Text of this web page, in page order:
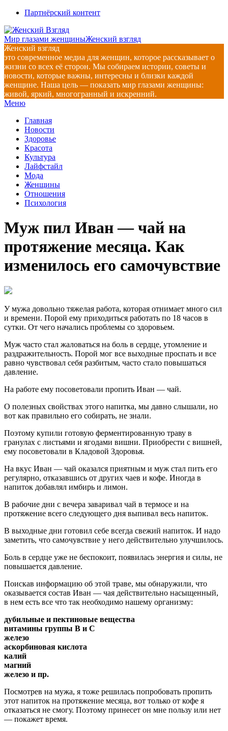
Перейти
содержимому
Партнёрский контент
Мир глазами женщиныЖенский взгляд
Женский взгляд
это современное медиа для женщин, которое рассказывает о
жизни со всех её сторон. Мы собираем истории, советы и
новости, которые важны, интересны и близки каждой
женщине. Наша цель — показать мир глазами женщины:
живой, яркий, многогранный и искренний.
Главное
меню
Меню
Главная
Новости
Здоровье
Красота
Культура
Лайфстайл
Мода
Женщины
Отношения
Психология
Муж пил Иван — чай на
протяжение месяца. Как
изменилось его самочувствие
У мужа довольно тяжелая работа, которая отнимает много сил
и времени. Порой ему приходиться работать по 18 часов в
сутки. От чего начались проблемы со здоровьем.
Муж часто стал жаловаться на боль в сердце, утомление и
раздражительность. Порой мог все выходные проспать и все
равно чувствовал себя разбитым, часто стало повышаться
давление.
На работе ему посоветовали пропить Иван — чай.
О полезных свойствах этого напитка, мы давно слышали, но
вот как правильно его собирать, не знали.
Поэтому купили готовую ферментированную траву в
гранулах с листьями и ягодами вишни. Приобрести с вишней,
ему посоветовали в Кладовой Здоровья.
На вкус Иван — чай оказался приятным и муж стал пить его
регулярно, отказавшись от других чаев и кофе. Иногда в
напиток добавлял имбирь и лимон.
В рабочие дни с вечера заваривал чай в термосе и на
протяжение всего следующего дня выпивал весь напиток.
В выходные дни готовил себе всегда свежий напиток. И надо
заметить, что самочувствие у него действительно улучшилось.
Боль в сердце уже не беспокоит, появилась энергия и силы, не
повышается давление.
Поискав информацию об этой траве, мы обнаружили, что
оказывается состав Иван — чая действительно насыщенный,
в нем есть все что так необходимо нашему организму:
дубильные и пектиновые вещества
витамины группы В и С
железо
аскорбиновая кислота
калий
магний
железо и пр.
Посмотрев на мужа, я тоже решилась попробовать пропить
этот напиток на протяжение месяца, вот только от кофе я
отказаться не смогу. Поэтому принесет он мне пользу или нет
— покажет время.